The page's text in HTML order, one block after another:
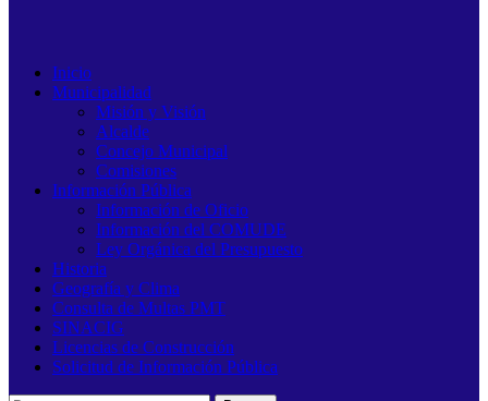
Inicio
Municipalidad
Misión y Visión
Alcalde
Concejo Municipal
Comisiones
Información Pública
Información de Oficio
Información del COMUDE
Ley Orgánica del Presupuesto
Historia
Geografía y Clima
Consulta de Multas PMT
SINACIG
Licencias de Construcción
Solicitud de Información Pública